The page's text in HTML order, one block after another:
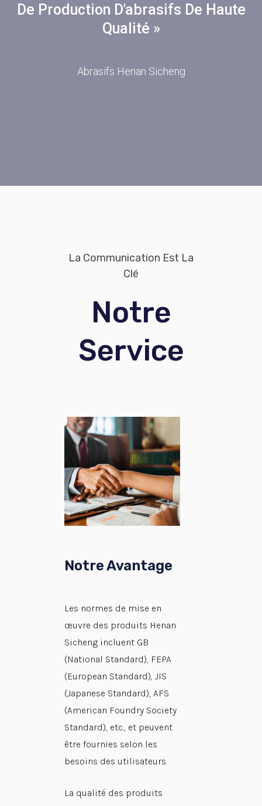
De Production D'abrasifs De Haute
Qualité »
Abrasifs Henan Sicheng
La Communication Est La
Clé
Notre
Service
Notre Avantage
Les normes de mise en
œuvre des produits Henan
Sicheng incluent GB
(National Standard), FEPA
(European Standard), JIS
(Japanese Standard), AFS
(American Foundry Society
Standard), etc., et peuvent
être fournies selon les
besoins des utilisateurs.
La qualité des produits